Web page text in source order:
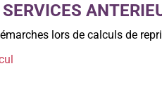
lors de calculs de